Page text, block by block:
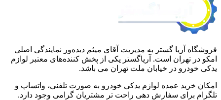
آریا گستر به مدیریت آقای میثم دیده‌ور نمایندگی اصلی
است. آریاگستر یکی از پخش کننده‌های معتبر لوازم
در خیابان ملت تهران می باشد.
عمده لوازم یدکی خودرو به صورت تلفنی، واتساپ و
سفارش دهی راحت تر مشتریان گرامی وجود دارد.